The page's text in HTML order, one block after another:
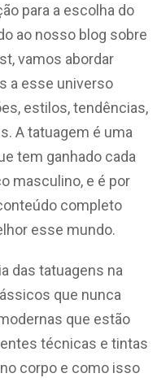
para a escolha do
ao nosso blog sobre
vamos abordar
a esse universo
estilos, tendências,
A tatuagem é uma
tem ganhado cada
masculino, e é por
completo
esse mundo.
das tatuagens na
que nunca
que estão
técnicas e tintas
corpo e como isso